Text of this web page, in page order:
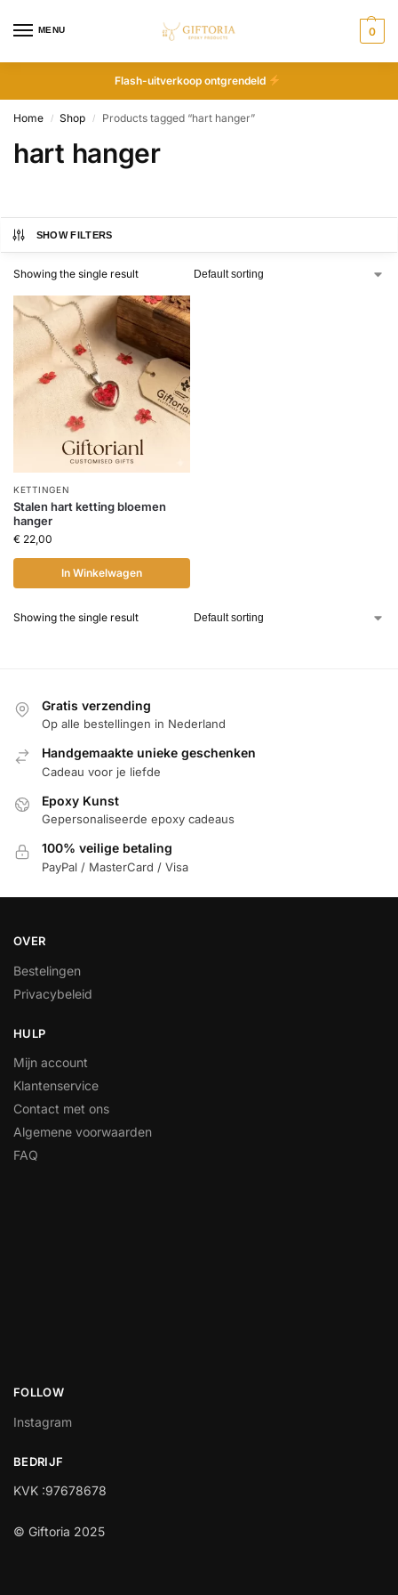
MENU 0
Flash-uitverkoop ontgrendeld
Home / Shop / Products tagged “hart hanger”
hart hanger
SHOW FILTERS
Showing the single result
KETTINGEN
Stalen hart ketting bloemen
hanger
€ 22,00
In Winkelwagen
Showing the single result
Gratis verzending
Op alle bestellingen in Nederland
Handgemaakte unieke geschenken
Cadeau voor je liefde
Epoxy Kunst
Gepersonaliseerde epoxy cadeaus
100% veilige betaling
PayPal / MasterCard / Visa
OVER
Bestelingen
Privacybeleid
HULP
Mijn account
Klantenservice
Contact met ons
Algemene voorwaarden
FAQ
FOLLOW
Instagram
BEDRIJF
KVK :97678678
© Giftoria 2025